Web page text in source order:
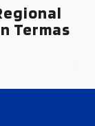
Termas